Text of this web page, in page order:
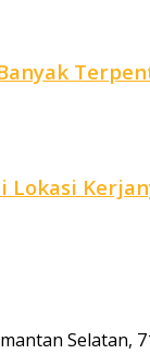
Lokasi
Selatan,